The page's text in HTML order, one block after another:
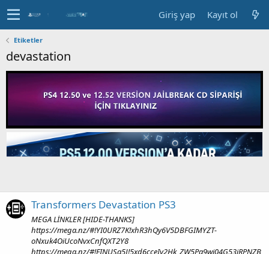
Giriş yap Kayıt ol
Etiketler
devastation
Transformers Devastation PS3
MEGA LİNKLER [HIDE-THANKS]
https://mega.nz/#!YI0URZ7K!xhR3hQy6V5DBFGIMYZT-
oNxuk4OiUcoNvxCnfQXT2Y8
https://mega.nz/#!FINUSa5J!5xd6cceIy2Hk_ZW5Pa9wi04G53iRPNZB